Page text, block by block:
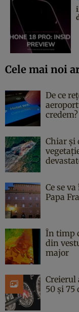
Cele mai noi
De ce
credem?
Chiar și
Ce se
Papa
În timp
din
major
50 și 75